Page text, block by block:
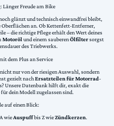
Länger Freude am Bike
glänzt und technisch einwandfrei bleibt,
Oberflächen an. Ob Kettenfett-Entferner,
– die richtige Pflege erhält den Wert deines
Motorölund einem sauberenÖlfiltersorgst
des Triebwerks.
dem Plus an Service
nur von der riesigen Auswahl, sondern
gezielt nachErsatzteilen für Motorrad-
Unsere Datenbank hilft dir, exakt die
dein Modell zugelassen sind.
auf einen Blick:
wieAuspuffbis Z wieZündkerzen.